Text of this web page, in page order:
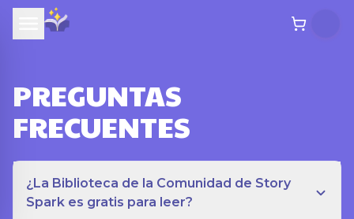
PREGUNTAS
FRECUENTES
¿La Biblioteca de la Comunidad de Story
Spark es gratis para leer?